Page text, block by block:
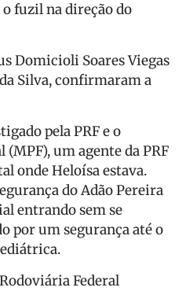
fuzil na direção do
Domicioli Soares Viegas
Silva, confirmaram a
pela PRF e o
um agente da PRF
onde Heloísa estava.
do Adão Pereira
entrando sem se
por um segurança até o
Federal